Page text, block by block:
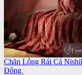
Chăn Lông Rái Cá
Đông